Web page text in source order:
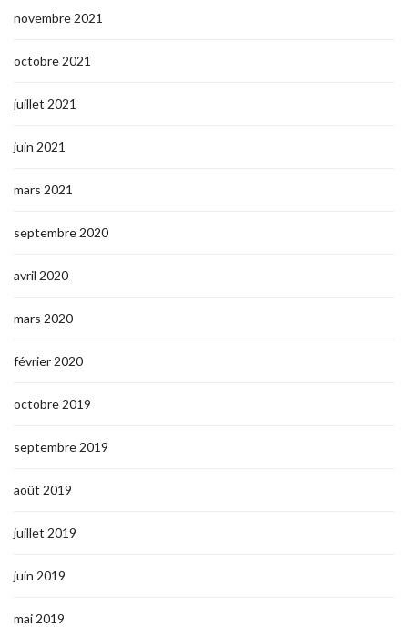
novembre 2021
octobre 2021
juillet 2021
juin 2021
mars 2021
septembre 2020
avril 2020
mars 2020
février 2020
octobre 2019
septembre 2019
août 2019
juillet 2019
juin 2019
mai 2019